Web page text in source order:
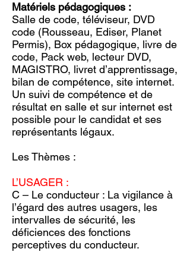
Matériels pédagogiques :
Salle de code, téléviseur, DVD
code (Rousseau, Ediser, Planet
Permis), Box pédagogique, livre de
code, Pack web, lecteur DVD,
MAGISTRO, livret d’apprentissage,
bilan de compétence, site internet.
Un suivi de compétence et de
résultat en salle et sur internet est
possible pour le candidat et ses
représentants légaux.
Les Thèmes :
L’USAGER :
C – Le conducteur : La vigilance à
l’égard des autres usagers, les
intervalles de sécurité, les
déficiences des fonctions
perceptives du conducteur.